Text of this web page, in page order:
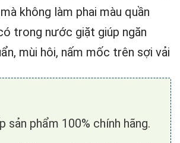
không làm phai màu quần
trong nước giặt giúp ngăn
mùi hôi, nấm mốc trên sợi vải
sản phẩm 100% chính hãng.